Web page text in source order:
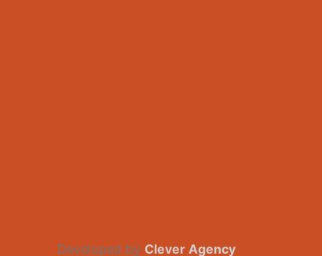
Developed by Clever Agency